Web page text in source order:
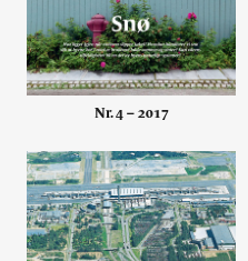
Nr. 4 – 2017